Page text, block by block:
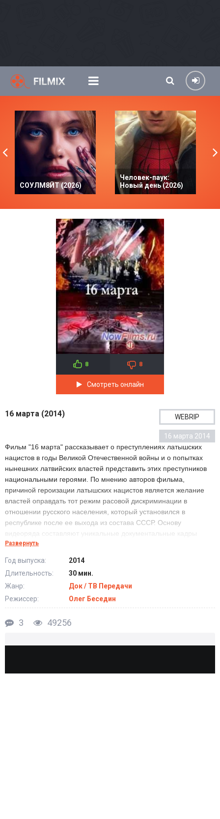
СОУЛМ8ЙТ (2026)
Человек-паук:
Новый день (2026)
8 8
Смотреть онлайн
16 марта (2014) WEBRIP
16 марта 2014
Фильм "16 марта" рассказывает о преступлениях латышских
нацистов в годы Великой Отечественной войны и о попытках
нынешних латвийских властей представить этих преступников
национальными героями. По мнению авторов фильма,
причиной героизации латышских нацистов является желание
властей оправдать тот режим расовой дискриминации в
отношении русского населения, который установился в
республике после ее выхода из состава СССР. Основу
видеоряда составляют уникальные документальные кадры
немецких военных хроник и кадры празднования 16 марта 2013
Развернуть
Год выпуска:
2014
Длительность:
30 мин.
Жанр:
Док / ТВ Передачи
Режиссер:
Олег Беседин
3 49256